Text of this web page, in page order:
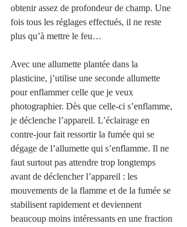
obtenir assez de profondeur de champ. Une
fois tous les réglages effectués, il ne reste
plus qu’à mettre le feu…
Avec une allumette plantée dans la
plasticine, j’utilise une seconde allumette
pour enflammer celle que je veux
photographier. Dès que celle-ci s’enflamme,
je déclenche l’appareil. L’éclairage en
contre-jour fait ressortir la fumée qui se
dégage de l’allumette qui s’enflamme. Il ne
faut surtout pas attendre trop longtemps
avant de déclencher l’appareil : les
mouvements de la flamme et de la fumée se
stabilisent rapidement et deviennent
beaucoup moins intéressants en une fraction